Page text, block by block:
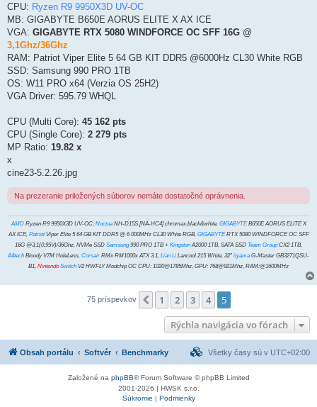
o
k
CPU: Ryzen R9 9950X3D UV-OC
MB: GIGABYTE B650E AORUS ELITE X AX ICE
VGA: GIGABYTE RTX 5080 WINDFORCE OC SFF 16G @
3,1Ghz/36Ghz
RAM: Patriot Viper Elite 5 64 GB KIT DDR5 @6000Hz CL30 White RGB
SSD: Samsung 990 PRO 1TB
OS: W11 PRO x64 (Verzia OS 25H2)
VGA Driver: 595.79 WHQL
CPU (Multi Core): 45 162 pts
CPU (Single Core): 2 279 pts
MP Ratio: 19.82 x
x
cine23-5.2.26.jpg
Na prezeranie priložených súborov nemáte dostatočné oprávnenia.
AMD Ryzen R9 9950X3D UV-OC, NoctuaNH-D15S [NA-HC4] chromax.black&white, GIGABYTEB650E AORUS ELITE X
AX ICE, PatriotViper Elite 5 64 GB KIT DDR5 @ 6 000MHz CL30 White RGB, GIGABYTERTX 5080 WINDFORCE OC SFF
16G @3,1(0,95V)/36Ghz, NVMe SSD Samsung990 PRO 1TB + KingstonA2000 1TB, SATA SSD Team GroupCX2 1TB,
A4tech Bloody V7M HoleLess, Corsair RMx RM1000x ATX 3.1, Lian Li Lancool 215 White, 32" iiyama G-Master GB3271QSU-
B1, Nintendo Switch V2 HWFLY Modchip OC CPU: 1020@1785Mhz, GPU: 768@921Mhz, RAM:@1600MHz
75 príspevkov Predchádzajúci
1 2 3 4
5
Rýchla navigácia vo fórach
Obsah portálu Softvér Benchmarky Všetky časy sú v UTC+02:00
Založené na phpBB® Forum Software © phpBB Limited
2001-2026 | HWSK s.r.o.
Súkromie
Podmienky